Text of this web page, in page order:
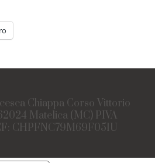
Chiappa Corso Vittorio
Matelica (MC) PIVA
CHPFNC79M69F051U